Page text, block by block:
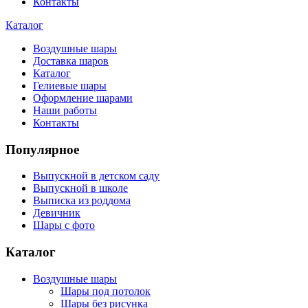
Каталог
Воздушные шары
Доставка шаров
Каталог
Гелиевые шары
Оформление шарами
Наши работы
Контакты
Популярное
Выпускной в детском саду
Выпускной в школе
Выписка из роддома
Девичник
Шары с фото
Каталог
Воздушные шары
Шары под потолок
Шары без рисунка